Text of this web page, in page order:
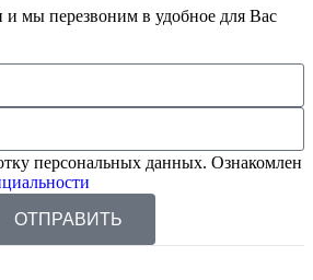
и мы перезвоним в удобное для Вас
персональных данных. Ознакомлен
ОТПРАВИТЬ